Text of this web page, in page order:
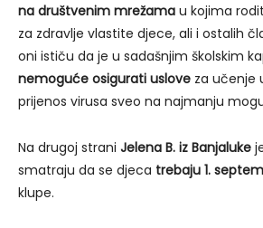
na društvenim mrežama u kojima
za zdravlje vlastite djece, ali i ostalih
oni ističu da je u sadašnjim školskim
nemoguće osigurati uslove za učenje
prijenos virusa sveo na najmanju
Na drugoj strani Jelena B. iz Banjaluke
smatraju da se djeca trebaju 1.
klupe.